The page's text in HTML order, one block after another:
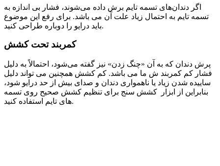
اگر دندان‌های تسمه تایم برش داده می‌شوند، فشار بی اندازه به
تسمه تایم به احتمال زیاد علت آن می باشد. برای رفع این موضوع
باید درایو را دوباره طراحی کنید.
کمربند تحت کشش
پرش دندان که به آن «چنگ زدن» نیز گفته می‌شود، احتمالاً به دلیل
فشار کم کمربند ش ما می باشد. کم کشش همچنین می تواند دلیل
ساییده شدن زیاد یا ناهمواری دندان و صدای بیش از حد درایو شود،
بنابراین از ابزار کشش سنج برای تنظیم کشش صحیح روی تسمه
های تایم استفاده کنید.